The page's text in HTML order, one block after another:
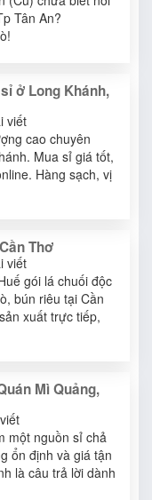
Tân An?
ở Long Khánh,
viết
cao chuyên
Mua sỉ giá tốt,
Hàng sạch, vị
Thơ
viết
gói lá chuối độc
bún riêu tại Cần
xuất trực tiếp,
Mì Quảng,
một nguồn sỉ chả
ổn định và giá tận
là câu trả lời dành